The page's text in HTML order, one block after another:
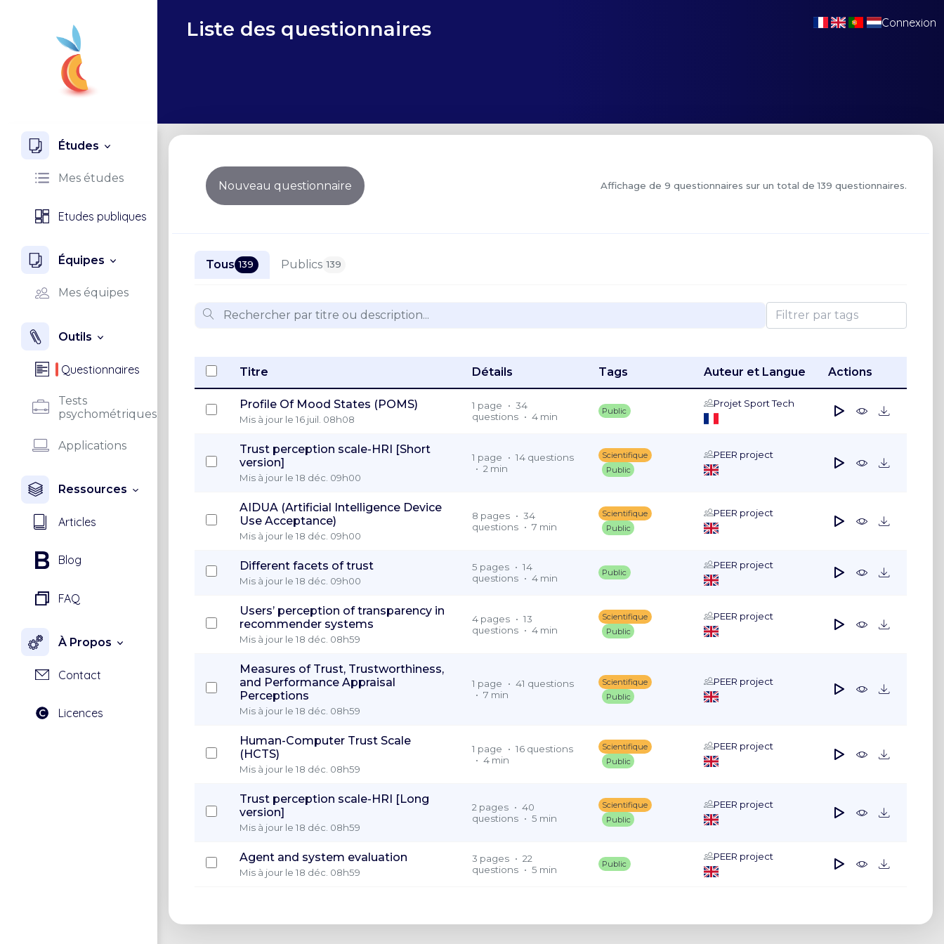
Études
Mes études
Etudes publiques
Équipes
Mes équipes
Outils
Questionnaires
Tests
psychométriques
Applications
Ressources
Articles
Blog
FAQ
À Propos
Contact
Licences
Connexion
Liste des questionnaires
Nouveau questionnaire Affichage de 9 questionnaires sur un total de 139 questionnaires.
Tous 139 Publics 139
Titre Détails Tags Auteur et Langue Actions
Profile Of Mood States (POMS)
Mis à jour le 16 juil. 08h08
1 page • 34
questions • 4 min Public
Projet Sport Tech
Trust perception scale-HRI [Short
version]
Mis à jour le 18 déc. 09h00
1 page • 14 questions
• 2 min
Scientifique
Public
PEER project
AIDUA (Artificial Intelligence Device
Use Acceptance)
Mis à jour le 18 déc. 09h00
8 pages • 34
questions • 7 min
Scientifique
Public
PEER project
Different facets of trust
Mis à jour le 18 déc. 09h00
5 pages • 14
questions • 4 min Public
PEER project
Users’ perception of transparency in
recommender systems
Mis à jour le 18 déc. 08h59
4 pages • 13
questions • 4 min
Scientifique
Public
PEER project
Measures of Trust, Trustworthiness,
and Performance Appraisal
Perceptions
Mis à jour le 18 déc. 08h59
1 page • 41 questions
• 7 min
Scientifique
Public
PEER project
Human-Computer Trust Scale
(HCTS)
Mis à jour le 18 déc. 08h59
1 page • 16 questions
• 4 min
Scientifique
Public
PEER project
Trust perception scale-HRI [Long
version]
Mis à jour le 18 déc. 08h59
2 pages • 40
questions • 5 min
Scientifique
Public
PEER project
Agent and system evaluation
Mis à jour le 18 déc. 08h59
3 pages • 22
questions • 5 min Public
PEER project